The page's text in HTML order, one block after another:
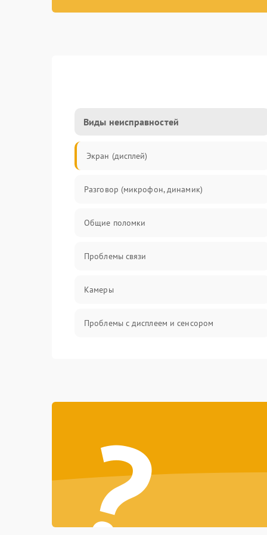
Виды неисправностей
Экран (дисплей)
Разговор (микрофон, динамик)
Общие поломки
Проблемы связи
Камеры
Проблемы с дисплеем и сенсором
аккумулятором
?